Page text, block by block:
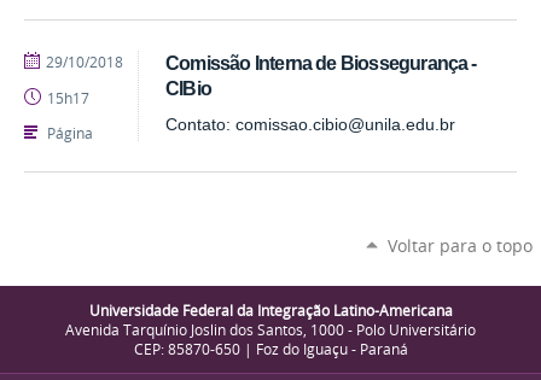
Comissão Interna de Biossegurança -
CIBio
Contato: comissao.cibio@unila.edu.br
publicado
29/10/2018
15h17
Página
Voltar para o topo
Universidade Federal da Integração Latino-Americana
Avenida Tarquínio Joslin dos Santos, 1000 - Polo Universitário
CEP: 85870-650 | Foz do Iguaçu - Paraná